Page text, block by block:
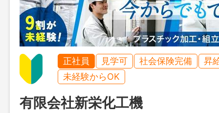
正社員 見学可 社会保険完備
昇
未経験からOK
有限会社新栄化工機